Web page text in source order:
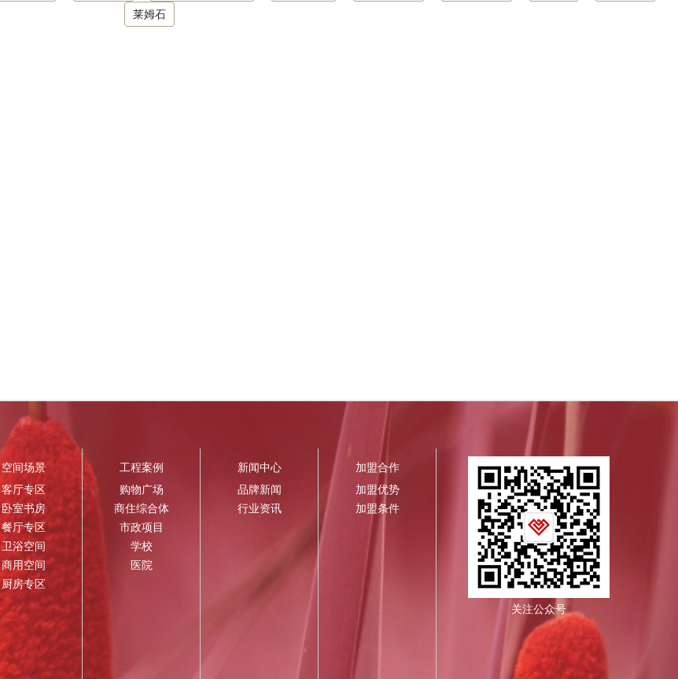
莱姆石
空间场景
客厅专区
卧室书房
餐厅专区
卫浴空间
商用空间
厨房专区
工程案例
购物广场
商住综合体
市政项目
学校
医院
新闻中心
品牌新闻
行业资讯
加盟合作
加盟优势
加盟条件
关注公众号